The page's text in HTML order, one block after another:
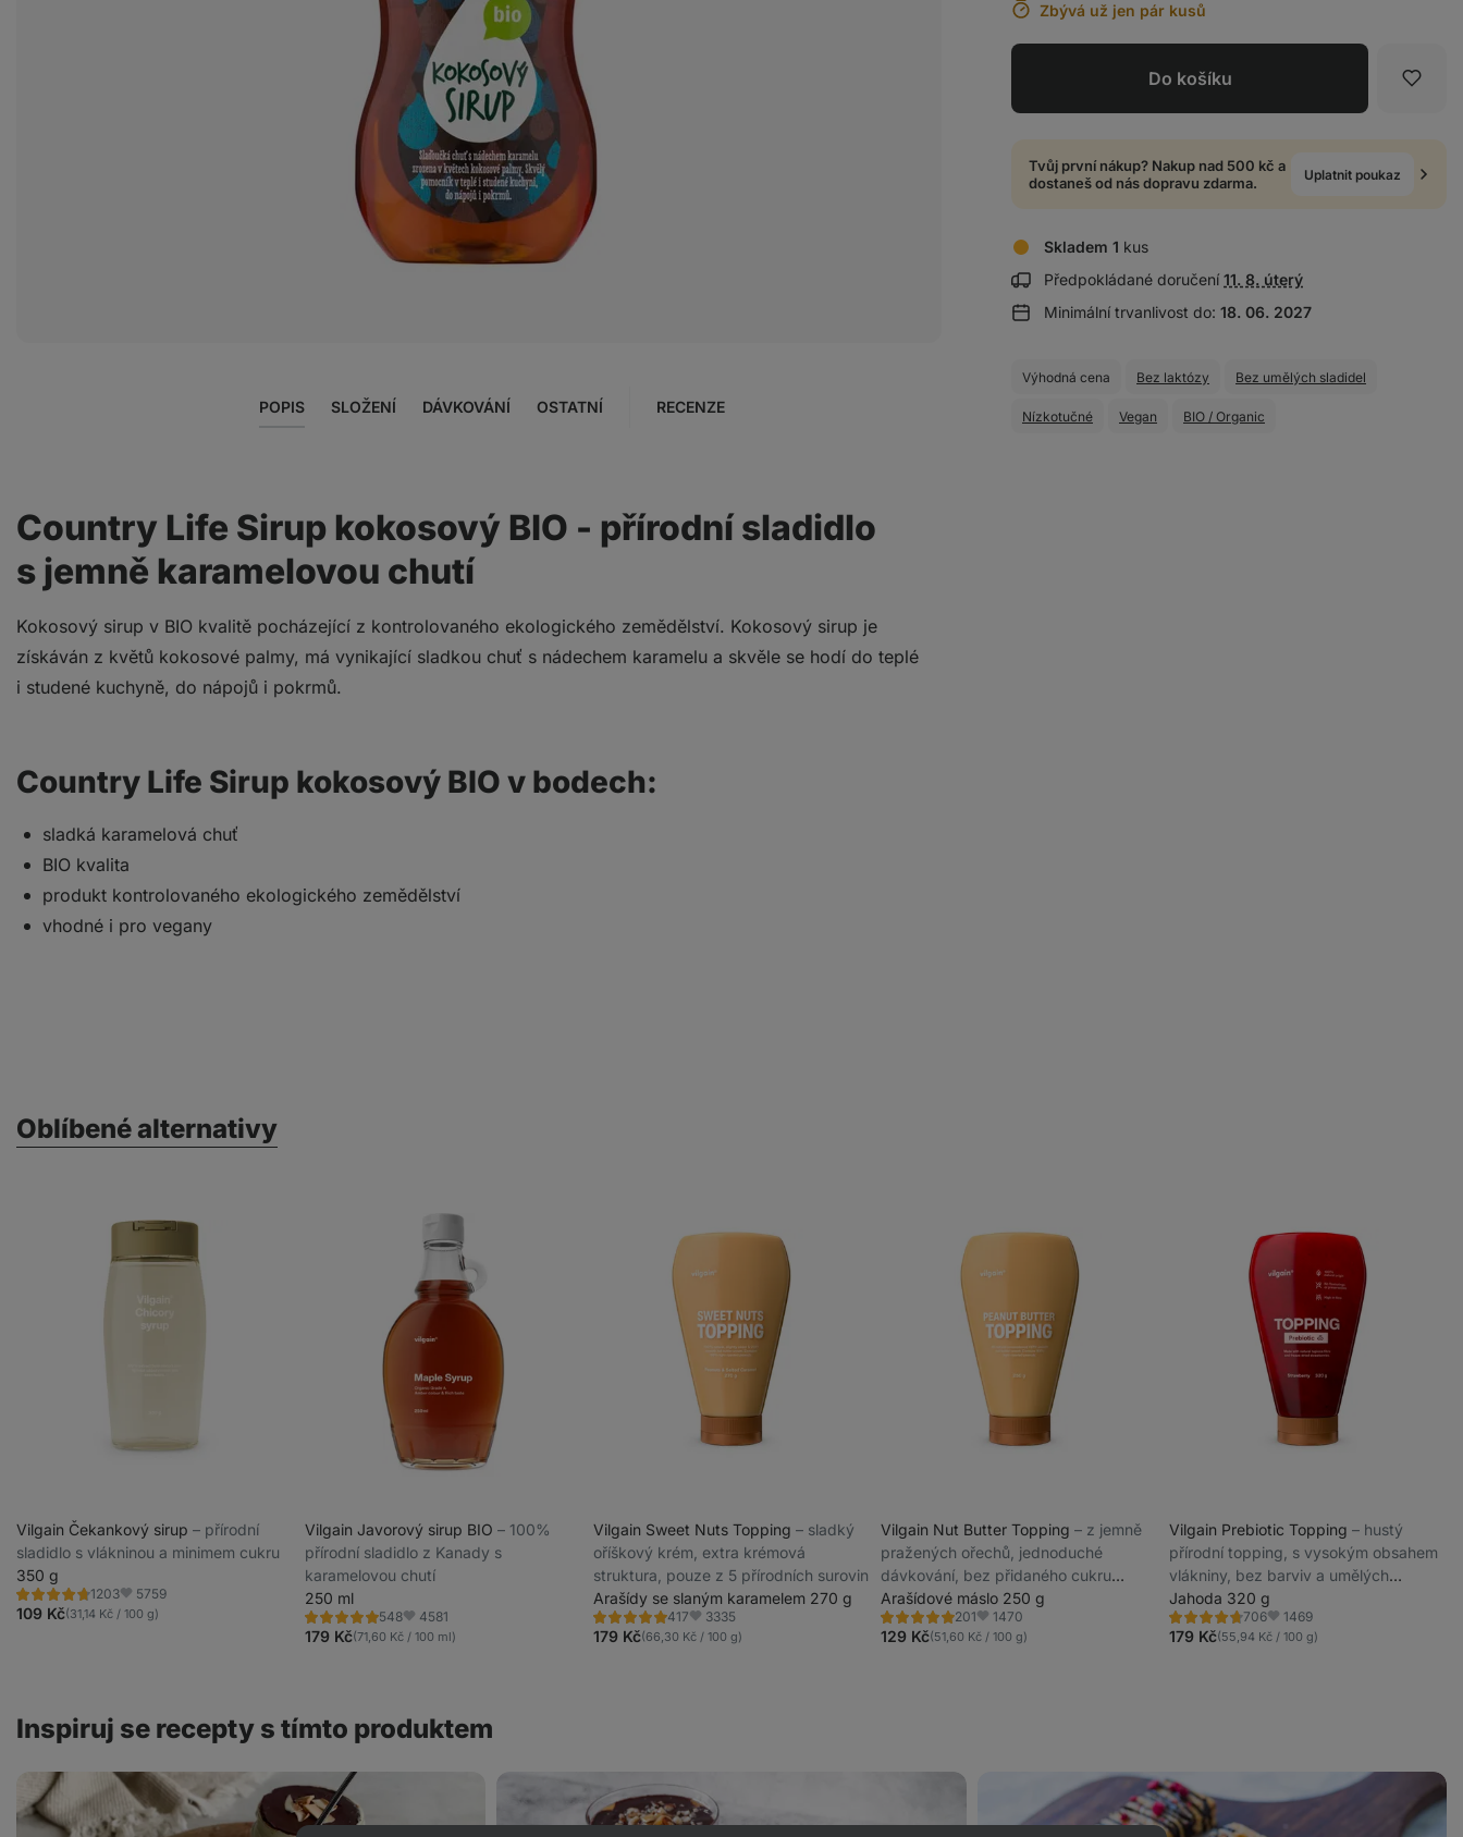
Zbývá už jen pár kusů
Do košíku
Tvůj první nákup? Nakup nad 500 kč a
dostaneš od nás dopravu zdarma.
Uplatnit poukaz
Skladem 1 kus
Předpokládané doručení Zobrazit
o
11. 8. úterý
Minimální trvanlivost do: 18. 06. 2027
Výhodná cena Bez laktózy Bez umělých sladidel
Nízkotučné Vegan BIO / Organic
POPIS SLOŽENÍ DÁVKOVÁNÍ OSTATNÍ RECENZE
Country Life Sirup kokosový BIO - přírodní sladidlo
s jemně karamelovou chutí
Kokosový sirup v BIO kvalitě pocházející z kontrolovaného ekologického zemědělství. Kokosový sirup je
získáván z květů kokosové palmy, má vynikající sladkou chuť s nádechem karamelu a skvěle se hodí do teplé
i studené kuchyně, do nápojů i pokrmů.
Country Life Sirup kokosový BIO v bodech:
sladká karamelová chuť
BIO kvalita
produkt kontrolovaného ekologického zemědělství
vhodné i pro vegany
Oblíbené alternativy
Vilgain Čekankový sirup ⁠–⁠ přírodní
sladidlo s vlákninou a minimem cukru
350 g
1203
Hodnocení
4.8/5,
Oblíbené
5759
109 Kč(31,14 Kč / 100 g)
Vilgain Javorový sirup BIO ⁠–⁠ 100%
přírodní sladidlo z Kanady s
karamelovou chutí
250 ml
548
Hodnocení
5.0/5,
Oblíbené
4581
179 Kč(71,60 Kč / 100 ml)
Vilgain Sweet Nuts Topping ⁠–⁠ sladký
oříškový krém, extra krémová
struktura, pouze z 5 přírodních surovin
Arašídy se slaným karamelem 270 g
417
Hodnocení
4.9/5,
Oblíbené
3335
179 Kč(66,30 Kč / 100 g)
Vilgain Nut Butter Topping⁠–⁠ z jemně
pražených ořechů, jednoduché
dávkování, bez přidaného cukru
nebo syntetických aditiv
Arašídové máslo 250 g
201
Hodnocení
4.8/5,
Oblíbené
1470
129 Kč(51,60 Kč / 100 g)
Vilgain Prebiotic Topping⁠–⁠ hustý
přírodní topping, s vysokým obsahem
vlákniny, bez barviv a umělých
sladidel
Jahoda 320 g
706
Hodnocení
4.8/5,
Oblíbené
1469
179 Kč(55,94 Kč / 100 g)
Inspiruj se recepty s tímto produktem
Bounty
skleničky:
lehký
Maxi
do